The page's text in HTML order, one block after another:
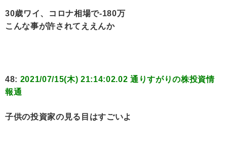
30歳ワイ、コロナ相場で-180万
こんな事が許されてええんか
48: 2021/07/15(木) 21:14:02.02 通りすがりの株投資情
報通
子供の投資家の見る目はすごいよ